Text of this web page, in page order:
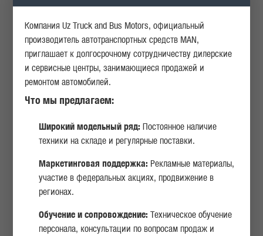
НАДЕЖНОСТЬ ВЫСОКАЯ МОЩНОСТЬ
КОМФОРТ
Компания Uz Truck and Bus Motors, официальный
производитель автотранспортных средств MAN,
приглашает к долгосрочному сотрудничеству дилерские
и сервисные центры, занимающиеся продажей и
ремонтом автомобилей.
Что мы предлагаем:
Широкий модельный ряд: Постоянное наличие
техники на складе и регулярные поставки.
Маркетинговая поддержка: Рекламные материалы,
участие в федеральных акциях, продвижение в
регионах.
Обучение и сопровождение: Техническое обучение
персонала, консультации по вопросам продаж и